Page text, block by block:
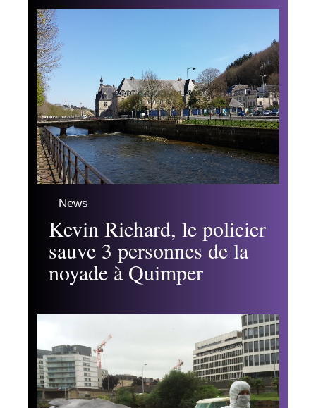
News
Kevin Richard, le policier
sauve 3 personnes de la
noyade à Quimper